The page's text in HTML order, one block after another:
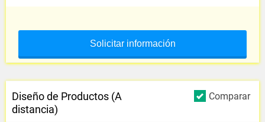
Solicitar información
Comparar
Diseño de Productos (A
distancia)